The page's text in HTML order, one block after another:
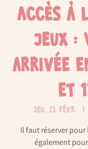
Accès à
jeux :
arrivée
et
jeu. 23 févr.
  |
Il faut réserver
également